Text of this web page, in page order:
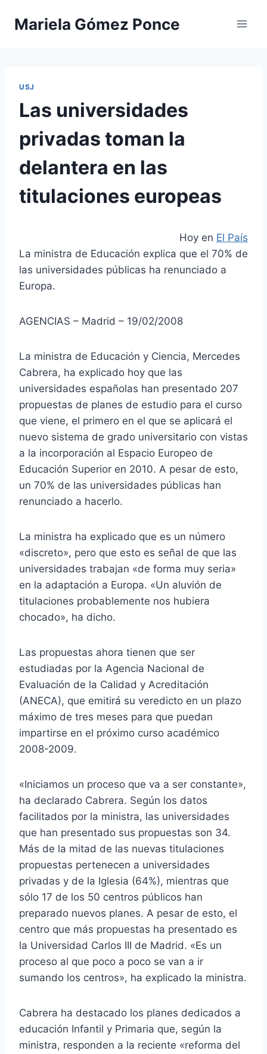
Mariela Gómez Ponce
USJ
Las universidades
privadas toman la
delantera en las
titulaciones europeas
Hoy en El País
La ministra de Educación explica que el 70% de
las universidades públicas ha renunciado a
Europa.
AGENCIAS – Madrid – 19/02/2008
La ministra de Educación y Ciencia, Mercedes
Cabrera, ha explicado hoy que las
universidades españolas han presentado 207
propuestas de planes de estudio para el curso
que viene, el primero en el que se aplicará el
nuevo sistema de grado universitario con vistas
a la incorporación al Espacio Europeo de
Educación Superior en 2010. A pesar de esto,
un 70% de las universidades públicas han
renunciado a hacerlo.
La ministra ha explicado que es un número
«discreto», pero que esto es señal de que las
universidades trabajan «de forma muy seria»
en la adaptación a Europa. «Un aluvión de
titulaciones probablemente nos hubiera
chocado», ha dicho.
Las propuestas ahora tienen que ser
estudiadas por la Agencia Nacional de
Evaluación de la Calidad y Acreditación
(ANECA), que emitirá su veredicto en un plazo
máximo de tres meses para que puedan
impartirse en el próximo curso académico
2008-2009.
«Iniciamos un proceso que va a ser constante»,
ha declarado Cabrera. Según los datos
facilitados por la ministra, las universidades
que han presentado sus propuestas son 34.
Más de la mitad de las nuevas titulaciones
propuestas pertenecen a universidades
privadas y de la Iglesia (64%), mientras que
sólo 17 de los 50 centros públicos han
preparado nuevos planes. A pesar de esto, el
centro que más propuestas ha presentado es
la Universidad Carlos III de Madrid. «Es un
proceso al que poco a poco se van a ir
sumando los centros», ha explicado la ministra.
Cabrera ha destacado los planes dedicados a
educación Infantil y Primaria que, según la
ministra, responden a la reciente «reforma del